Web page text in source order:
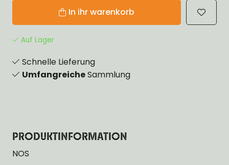
In ihr warenkorb
Auf Lager
Schnelle Lieferung
UmfangreicheSammlung
PRODUKTINFORMATION
NOS